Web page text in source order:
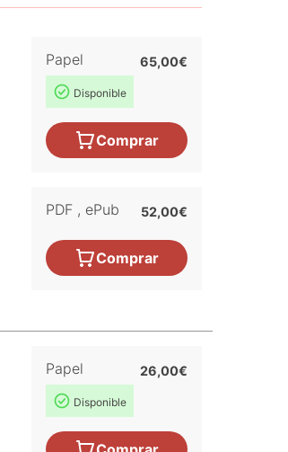
Papel
Disponible
65,00€
Comprar
PDF , ePub 52,00€
Comprar
Papel
Disponible
26,00€